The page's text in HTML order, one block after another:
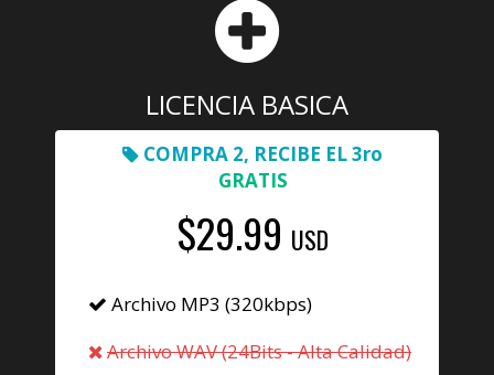
LICENCIA BASICA
COMPRA 2, RECIBE EL 3ro
GRATIS
$29.99 USD
Archivo MP3 (320kbps)
Archivo WAV (24Bits - Alta Calidad)